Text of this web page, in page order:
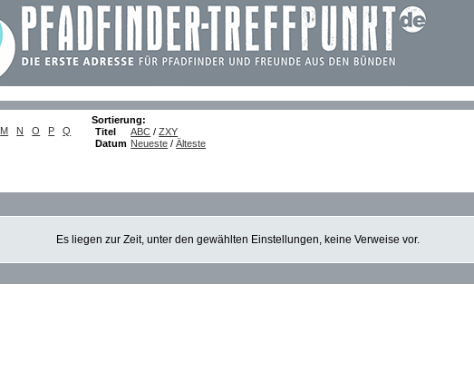
M N O P
Q
Sortierung:
Titel
ABC /ZXY
Datum Neueste /Älteste
Es liegen zur Zeit, unter den gewählten Einstellungen, keine Verweise vor.